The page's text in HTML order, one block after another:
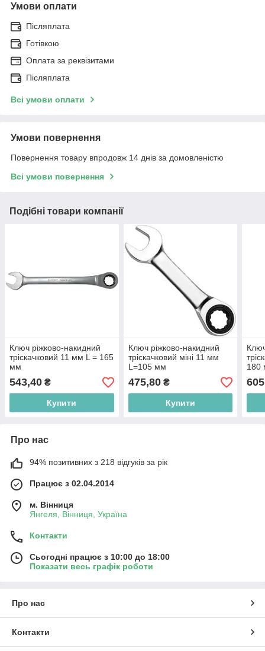
Умови оплати
Післяплата
Готівкою
Оплата за реквізитами
Післяплата
Всі умови оплати
Умови повернення
Повернення товару впродовж 14 днів за домовленістю
Всі умови повернення
Подібні товари компанії
Ключ ріжково-накидний
тріскачковий 11 мм L = 165
мм
543,40 ₴
Купити
Ключ ріжково-накидний
тріскачковий міні 11 мм
L=105 мм
475,80₴
Купити
180
Про нас
94% позитивних з 218 відгуків за рік
Працює з 02.04.2014
м. Вінниця
Янгеля, Вінниця, Україна
Контакти
Сьогодні працює з 10:00 до 18:00
Показати весь графік роботи
Про нас
Контакти